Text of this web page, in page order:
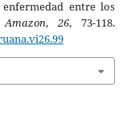
entre los
,26, 73-118.